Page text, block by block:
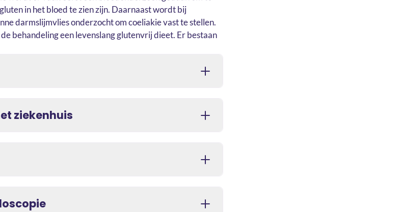
in het bloed te zien zijn. Daarnaast wordt bij
darmslijmvlies onderzocht om coeliakie vast te stellen.
behandeling een levenslang glutenvrij dieet. Er bestaan
ziekenhuis